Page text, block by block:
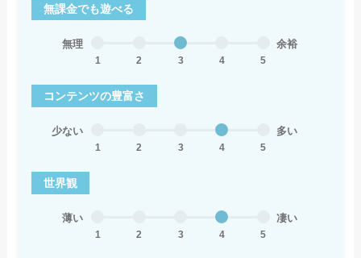
無課金でも遊べる
無理
1 2 3 4 5
余裕
コンテンツの豊富さ
少ない
1 2 3 4 5
多い
世界観
薄い
1 2 3 4 5
凄い